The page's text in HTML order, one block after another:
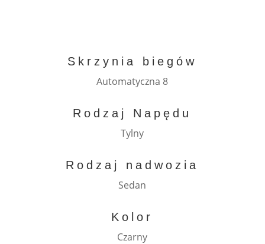
Skrzynia biegów
Automatyczna 8
Rodzaj Napędu
Tylny
Rodzaj nadwozia
Sedan
Kolor
Czarny